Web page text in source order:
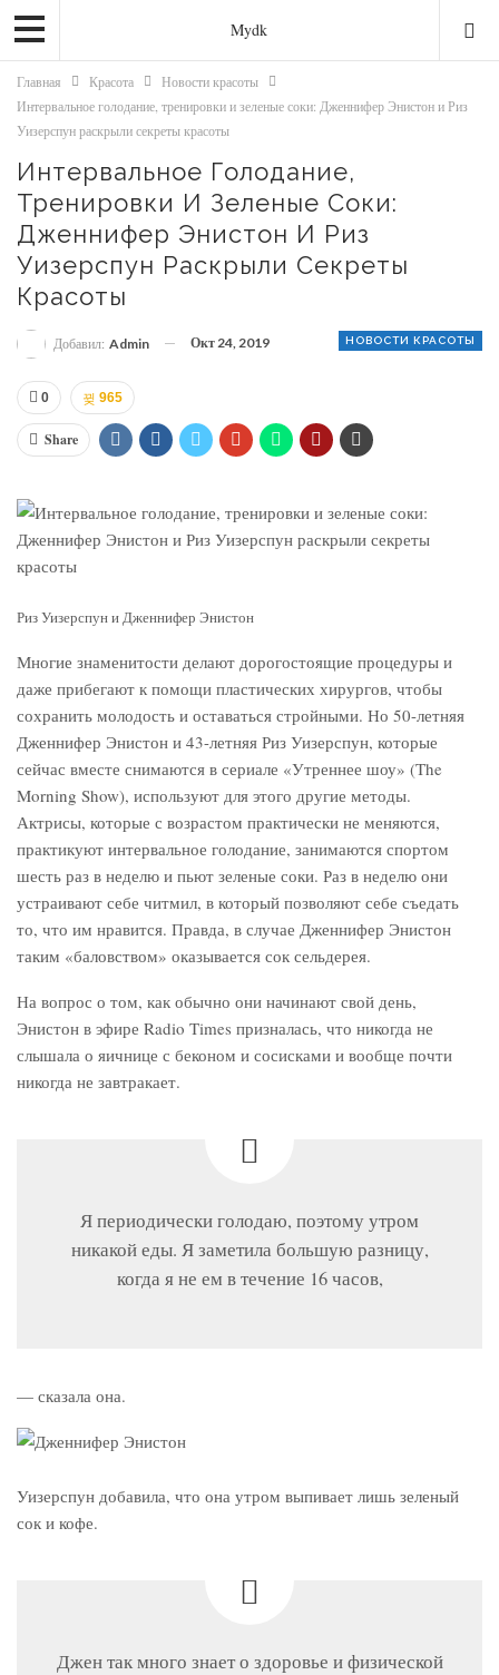
Mydk
Главная Красота
Новости красоты
Интервальное голодание, тренировки и зеленые соки: Дженнифер Энистон и Риз
Уизерспун раскрыли секреты красоты
Интервальное Голодание,
Тренировки И Зеленые Соки:
Дженнифер Энистон И Риз
Уизерспун Раскрыли Секреты
Красоты
НОВОСТИ КРАСОТЫ
Добавил: Admin Окт 24, 2019
0 965
Share
Риз Уизерспун и Дженнифер Энистон
Многие знаменитости делают дорогостоящие процедуры и
даже прибегают к помощи пластических хирургов, чтобы
сохранить молодость и оставаться стройными. Но 50-летняя
Дженнифер Энистон и 43-летняя Риз Уизерспун, которые
сейчас вместе снимаются в сериале «Утреннее шоу» (The
Morning Show), используют для этого другие методы.
Актрисы, которые с возрастом практически не меняются,
практикуют интервальное голодание, занимаются спортом
шесть раз в неделю и пьют зеленые соки. Раз в неделю они
устраивают себе читмил, в который позволяют себе съедать
то, что им нравится. Правда, в случае Дженнифер Энистон
таким «баловством» оказывается сок сельдерея.
На вопрос о том, как обычно они начинают свой день,
Энистон в эфире Radio Times призналась, что никогда не
слышала о яичнице с беконом и сосисками и вообще почти
никогда не завтракает.
Я периодически голодаю, поэтому утром
никакой еды. Я заметила большую разницу,
когда я не ем в течение 16 часов,
— сказала она.
Уизерспун добавила, что она утром выпивает лишь зеленый
сок и кофе.
Джен так много знает о здоровье и физической